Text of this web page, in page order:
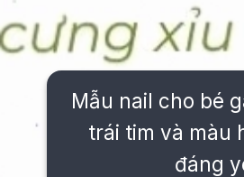
Mẫu nail cho bé
trái tim và màu
đáng